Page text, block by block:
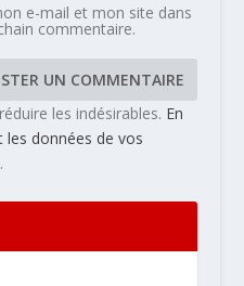
e-mail et mon site dans
commentaire.
les indésirables. En
données de vos
.